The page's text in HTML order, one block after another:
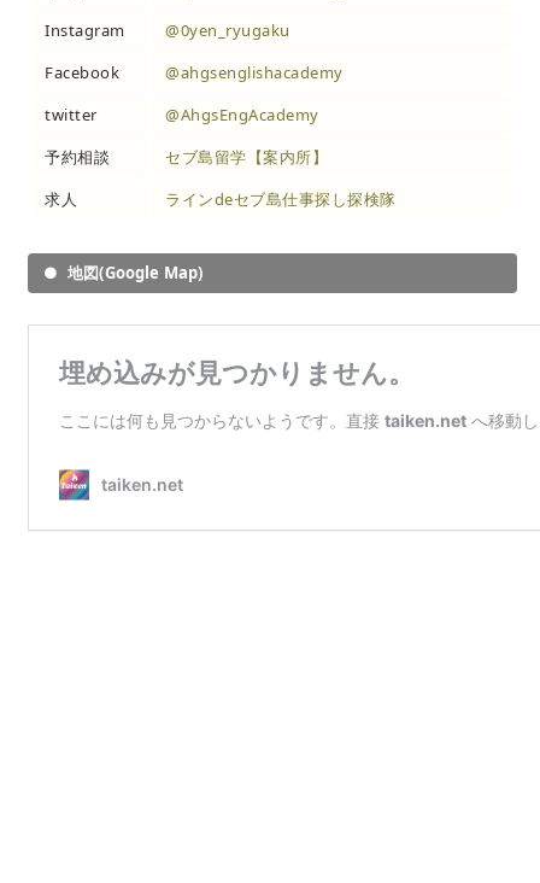
Instagram
@0yen_ryugaku
Facebook
@ahgsenglishacademy
twitter
@AhgsEngAcademy
予約相談
セブ島留学【案内所】
求人
ラインdeセブ島仕事探し探検隊
地図(Google Map)